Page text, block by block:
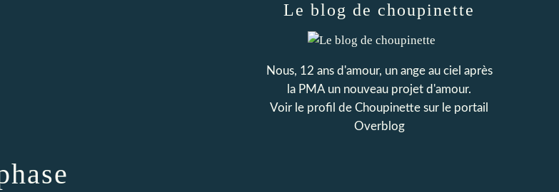
Le blog de choupinette
Nous, 12 ans d'amour, un ange au ciel après
la PMA un nouveau projet d'amour.
Voir le profil de Choupinette sur le portail
Overblog